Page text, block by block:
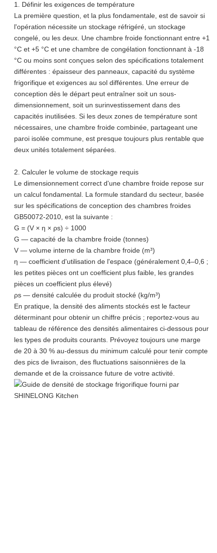
1. Définir les exigences de température
La première question, et la plus fondamentale, est de savoir si
l'opération nécessite un stockage réfrigéré, un stockage
congelé, ou les deux. Une chambre froide fonctionnant entre +1
°C et +5 °C et une chambre de congélation fonctionnant à -18
°C ou moins sont conçues selon des spécifications totalement
différentes : épaisseur des panneaux, capacité du système
frigorifique et exigences au sol différentes. Une erreur de
conception dès le départ peut entraîner soit un sous-
dimensionnement, soit un surinvestissement dans des
capacités inutilisées. Si les deux zones de température sont
nécessaires, une chambre froide combinée, partageant une
paroi isolée commune, est presque toujours plus rentable que
deux unités totalement séparées.
2. Calculer le volume de stockage requis
Le dimensionnement correct d'une chambre froide repose sur
un calcul fondamental. La formule standard du secteur, basée
sur les spécifications de conception des chambres froides
GB50072-2010, est la suivante :
G = (V × η × ρs) ÷ 1000
G — capacité de la chambre froide (tonnes)
V — volume interne de la chambre froide (m³)
η — coefficient d'utilisation de l'espace (généralement 0,4–0,6 ;
les petites pièces ont un coefficient plus faible, les grandes
pièces un coefficient plus élevé)
ρs — densité calculée du produit stocké (kg/m³)
En pratique, la densité des aliments stockés est le facteur
déterminant pour obtenir un chiffre précis ; reportez-vous au
tableau de référence des densités alimentaires ci-dessous pour
les types de produits courants. Prévoyez toujours une marge
de 20 à 30 % au-dessus du minimum calculé pour tenir compte
des pics de livraison, des fluctuations saisonnières de la
demande et de la croissance future de votre activité.